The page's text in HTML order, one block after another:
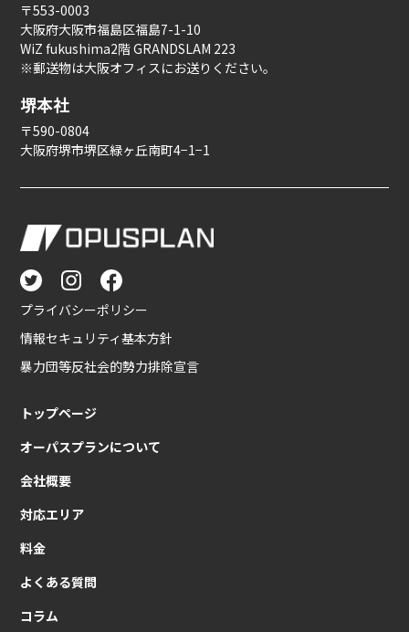
〒553-0003
大阪府大阪市福島区福島7-1-10
WiZ fukushima2階 GRANDSLAM 223
※郵送物は大阪オフィスにお送りください。
堺本社
〒590-0804
大阪府堺市堺区緑ヶ丘南町4−1−1
プライバシーポリシー
情報セキュリティ基本方針
暴力団等反社会的勢力排除宣言
トップページ
オーパスプランについて
会社概要
対応エリア
料金
よくある質問
コラム